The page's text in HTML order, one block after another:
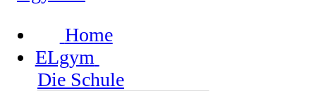
Home
ELgym
Die Schule